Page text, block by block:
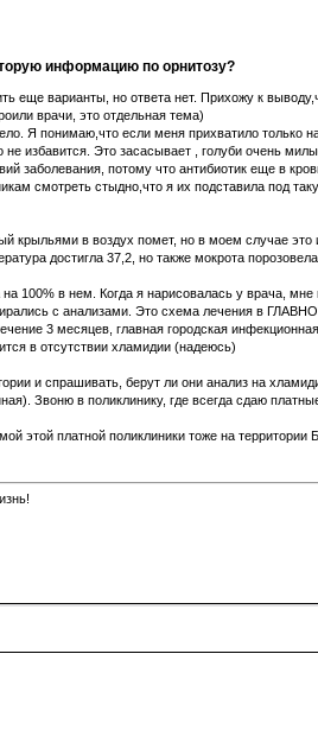
информацию по орнитозу?
варианты, но ответа нет. Прихожу к
врачи, это отдельная тема)
Я понимаю,что если меня прихватило только
не избавится. Это засасывает , голуби очень
заболевания, потому что антибиотик еще в
смотреть стыдно,что я их подставила под
крыльями в воздух помет, но в моем случае
достигла 37,2, но также мокрота порозовела
100% в нем. Когда я нарисовалась у врача,
с анализами. Это схема лечения в
3 месяцев, главная городская
в отсутствии хламидии (надеюсь)
и спрашивать, берут ли они анализ на
Звоню в поликлинику, где всегда сдаю
этой платной поликлиники тоже на территории